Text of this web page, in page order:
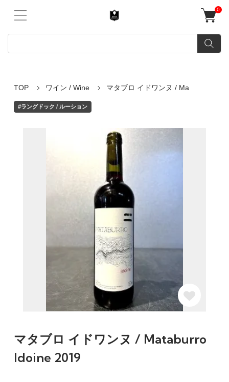
0
TOP ワイン / Wine マタブロ イドワンヌ / Ma
#ラングドック / ルーション
マタブロ イドワンヌ / Mataburro
Idoine 2019